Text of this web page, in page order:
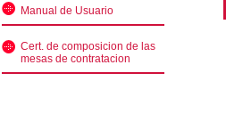
Manual de Usuario
Cert. de composicion de las
mesas de contratacion